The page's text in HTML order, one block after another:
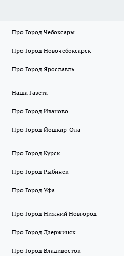
Про Город Чебоксары
Про Город Новочебоксарск
Про Город Ярославль
Наша Газета
Про Город Иваново
Про Город Йошкар-Ола
Про Город Курск
Про Город Рыбинск
Про Город Уфа
Про Город Нижний Новгород
Про Город Дзержинск
Про Город Владивосток